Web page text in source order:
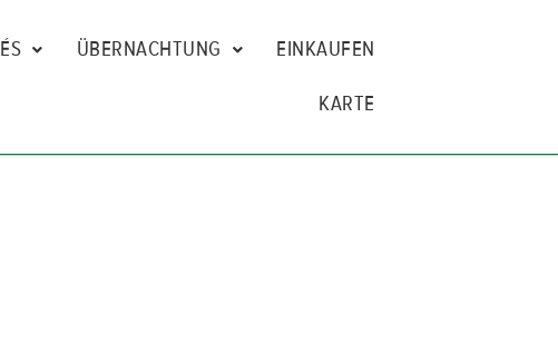
ÜBERNACHTUNG EINKAUFEN
KARTE